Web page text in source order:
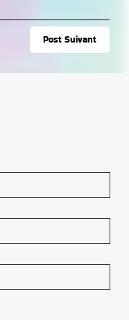
Post Suivant